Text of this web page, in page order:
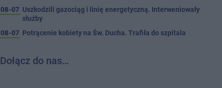
08-07 Uszkodzili gazociąg i linię energetyczną. Interweniowały
służby
08-07 Potrącenie kobiety na Św. Ducha. Trafiła do szpitala
Dołącz do nas…